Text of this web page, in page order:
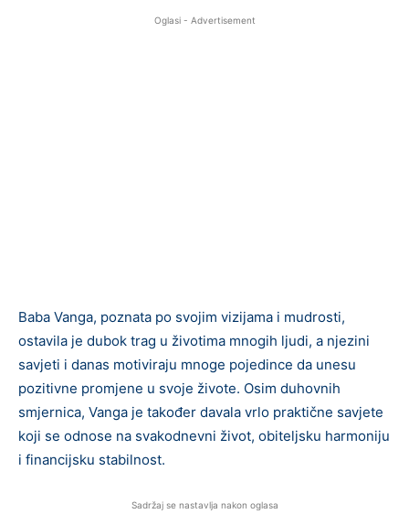
Oglasi - Advertisement
Baba Vanga, poznata po svojim vizijama i mudrosti,
ostavila je dubok trag u životima mnogih ljudi, a njezini
savjeti i danas motiviraju mnoge pojedince da unesu
pozitivne promjene u svoje živote. Osim duhovnih
smjernica, Vanga je također davala vrlo praktične savjete
koji se odnose na svakodnevni život, obiteljsku harmoniju
i financijsku stabilnost.
Sadržaj se nastavlja nakon oglasa